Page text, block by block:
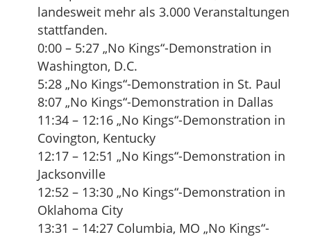
landesweit mehr als 3.000 Veranstaltungen
stattfanden.
0:00 – 5:27 „No Kings“-Demonstration in
Washington, D.C.
5:28 „No Kings“-Demonstration in St. Paul
8:07 „No Kings“-Demonstration in Dallas
11:34 – 12:16 „No Kings“-Demonstration in
Covington, Kentucky
12:17 – 12:51 „No Kings“-Demonstration in
Jacksonville
12:52 – 13:30 „No Kings“-Demonstration in
Oklahoma City
13:31 – 14:27 Columbia, MO „No Kings“-